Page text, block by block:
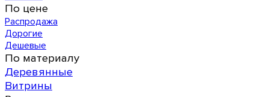
По цене
Распродажа
Дорогие
Дешевые
По материалу
Деревянные
Витрины